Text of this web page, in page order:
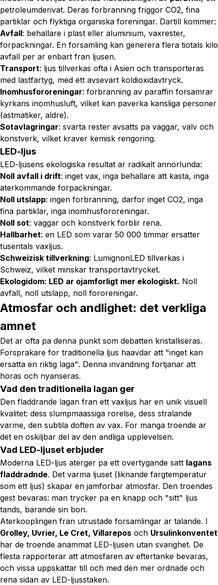
petroleumderivat. Deras forbranning friggor CO2, fina
partiklar och flyktiga organiska foreningar. Dartill kommer:
Avfall: behallare i plast eller aluminium, vaxrester,
forpackningar. En forsamling kan generera flera tiotals kilo
avfall per ar enbart fran ljusen.
Transport: ljus tillverkas ofta i Asien och transporteras
med lastfartyg, med ett avsevart koldioxidavtryck.
Inomhusfororeningar: forbranning av paraffin forsamrar
kyrkans inomhusluft, vilket kan paverka kansliga personer
(astmatiker, aldre).
Sotavlagringar: svarta rester avsatts pa vaggar, valv och
konstverk, vilket kraver kemisk rengoring.
LED-ljus
LED-ljusens ekologiska resultat ar radikalt annorlunda:
Noll avfall i drift: inget vax, inga behallare att kasta, inga
aterkommande forpackningar.
Noll utslapp: ingen forbranning, darfor inget CO2, inga
fina partiklar, inga inomhusfororeningar.
Noll sot: vaggar och konstverk forblir rena.
Hallbarhet: en LED som varar 50 000 timmar ersatter
tusentals vaxljus.
Schweizisk tillverkning: LumignonLED tillverkas i
Schweiz, vilket minskar transportavtrycket.
Ekologidom: LED ar ojamforligt mer ekologiskt. Noll
avfall, noll utslapp, noll fororeningar.
Atmosfar och andlighet: det verkliga
amnet
Det ar ofta pa denna punkt som debatten kristalliseras.
Forsprakare for traditionella ljus haavdar att "inget kan
ersatta en riktig laga". Denna invandning fortjanar att
horas och nyanseras.
Vad den traditionella lagan ger
Den fladdrande lagan fran ett vaxljus har en unik visuell
kvalitet: dess slumpmaassiga rorelse, dess stralande
varme, den subtila doften av vax. For manga troende ar
det en oskiljbar del av den andliga upplevelsen.
Vad LED-ljuset erbjuder
Moderna LED-ljus aterger pa ett overtygande satt lagans
fladdradnde. Det varma ljuset (liknande fargtemperatur
som ett ljus) skapar en jamforbar atmosfar. Den troendes
gest bevaras: man trycker pa en knapp och "sitt" ljus
tands, barande sin bon.
Aterkooplingen fran utrustade forsamlingar ar talande. I
Grolley, Uvrier, Le Cret, Villarepos och Ursulinkonventet
har de troende anammat LED-ljusen utan svarighet. De
flesta rapporterar att atmosfaren av eftertanke bevaras,
och vissa uppskattar till och med den mer ordnade och
rena sidan av LED-ljusstaken.